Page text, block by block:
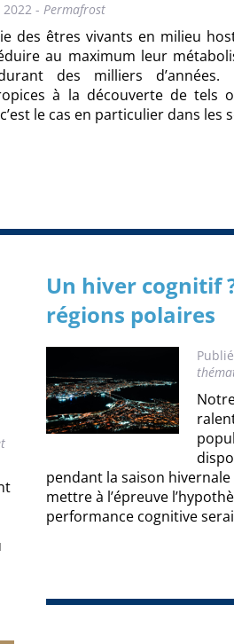
2022 -Permafrost
des êtres vivants en milieu
au maximum leur
des milliers
à la découverte de tels
le cas en particulier dans les
Un hiver cognitif
régions polaires
pendant la saison
mettre à l’épreuve
performance cognitive